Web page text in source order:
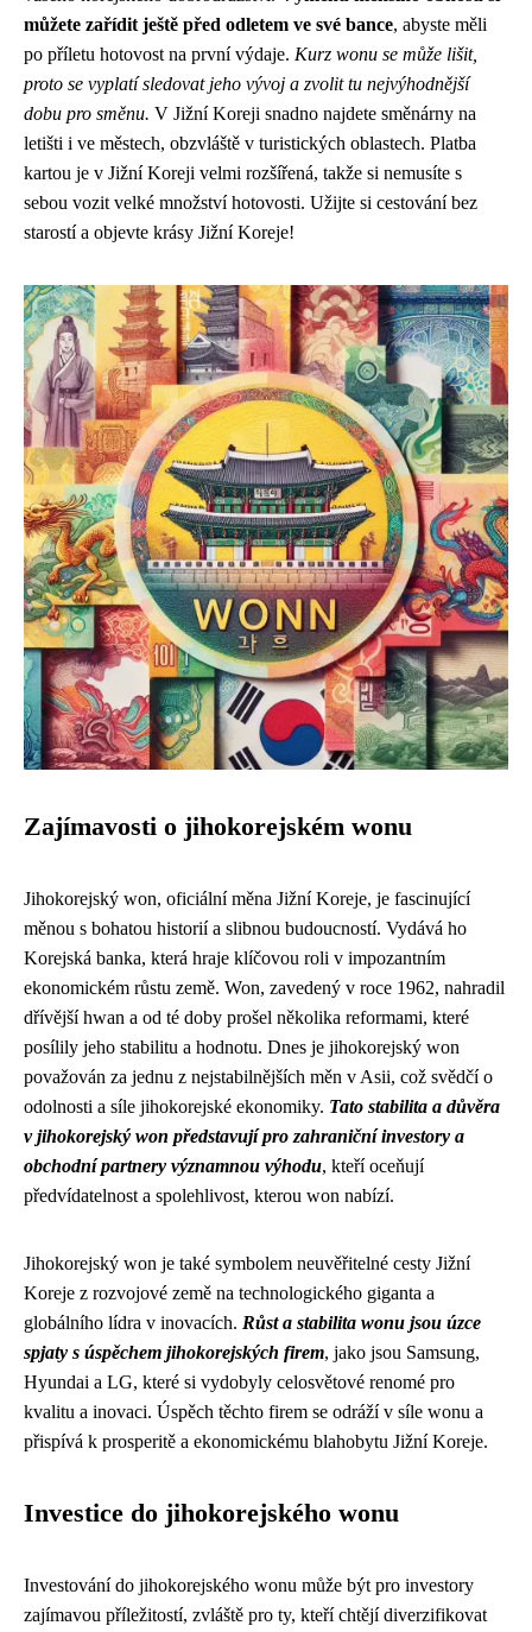
můžete zařídit ještě před odletem ve své bance, abyste měli
po příletu hotovost na první výdaje. Kurz wonu se může lišit,
proto se vyplatí sledovat jeho vývoj a zvolit tu nejvýhodnější
dobu pro směnu. V Jižní Koreji snadno najdete směnárny na
letišti i ve městech, obzvláště v turistických oblastech. Platba
kartou je v Jižní Koreji velmi rozšířená, takže si nemusíte s
sebou vozit velké množství hotovosti. Užijte si cestování bez
starostí a objevte krásy Jižní Koreje!
Zajímavosti o jihokorejském wonu
Jihokorejský won, oficiální měna Jižní Koreje, je fascinující
měnou s bohatou historií a slibnou budoucností. Vydává ho
Korejská banka, která hraje klíčovou roli v impozantním
ekonomickém růstu země. Won, zavedený v roce 1962, nahradil
dřívější hwan a od té doby prošel několika reformami, které
posílily jeho stabilitu a hodnotu. Dnes je jihokorejský won
považován za jednu z nejstabilnějších měn v Asii, což svědčí o
odolnosti a síle jihokorejské ekonomiky. Tato stabilita a důvěra
v jihokorejský won představují pro zahraniční investory a
obchodní partnery významnou výhodu, kteří oceňují
předvídatelnost a spolehlivost, kterou won nabízí.
Jihokorejský won je také symbolem neuvěřitelné cesty Jižní
Koreje z rozvojové země na technologického giganta a
globálního lídra v inovacích. Růst a stabilita wonu jsou úzce
spjaty s úspěchem jihokorejských firem, jako jsou Samsung,
Hyundai a LG, které si vydobyly celosvětové renomé pro
kvalitu a inovaci. Úspěch těchto firem se odráží v síle wonu a
přispívá k prosperitě a ekonomickému blahobytu Jižní Koreje.
Investice do jihokorejského wonu
Investování do jihokorejského wonu může být pro investory
zajímavou příležitostí, zvláště pro ty, kteří chtějí diverzifikovat